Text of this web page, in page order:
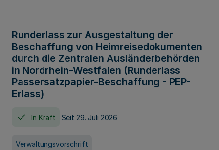
Runderlass zur Ausgestaltung der
Beschaffung von Heimreisedokumenten
durch die Zentralen Ausländerbehörden
in Nordrhein-Westfalen (Runderlass
Passersatzpapier-Beschaffung - PEP-
Erlass)
In Kraft Seit 29. Juli 2026
Verwaltungsvorschrift